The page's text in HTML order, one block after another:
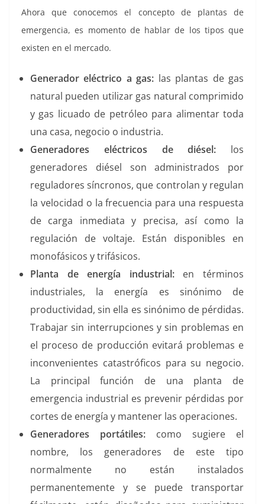
Ahora que conocemos el concepto de plantas de
emergencia, es momento de hablar de los tipos que
existen en el mercado.
Generador eléctrico a gas: las plantas de gas
natural pueden utilizar gas natural comprimido
y gas licuado de petróleo para alimentar toda
una casa, negocio o industria.
Generadores eléctricos de diésel: los
generadores diésel son administrados por
reguladores síncronos, que controlan y regulan
la velocidad o la frecuencia para una respuesta
de carga inmediata y precisa, así como la
regulación de voltaje. Están disponibles en
monofásicos y trifásicos.
Planta de energía industrial:en términos
industriales, la energía es sinónimo de
productividad, sin ella es sinónimo de pérdidas.
Trabajar sin interrupciones y sin problemas en
el proceso de producción evitará problemas e
inconvenientes catastróficos para su negocio.
La principal función de una planta de
emergencia industrial es prevenir pérdidas por
cortes de energía y mantener las operaciones.
Generadores portátiles: como sugiere el
nombre, los generadores de este tipo
normalmente no están instalados
permanentemente y se puede transportar